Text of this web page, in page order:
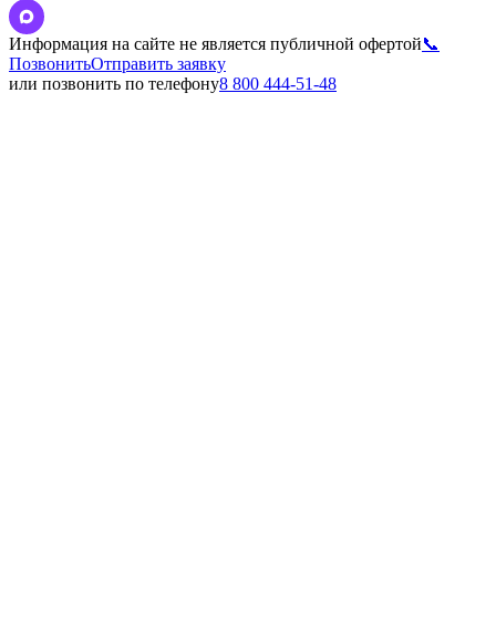
Информация на сайте не является публичной офертой📞
ПозвонитьОтправить заявку
или позвонить по телефону8 800 444-51-48